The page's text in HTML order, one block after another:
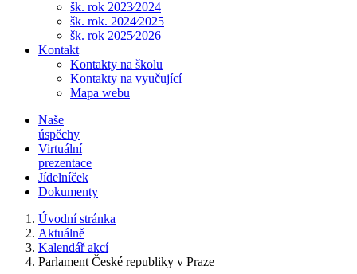
šk. rok 2023⁄2024
šk. rok. 2024⁄2025
šk. rok 2025⁄2026
Kontakt
Kontakty na školu
Kontakty na vyučující
Mapa webu
Naše
úspěchy
Virtuální
prezentace
Jídelníček
Dokumenty
Úvodní stránka
Aktuálně
Kalendář akcí
Parlament České republiky v Praze